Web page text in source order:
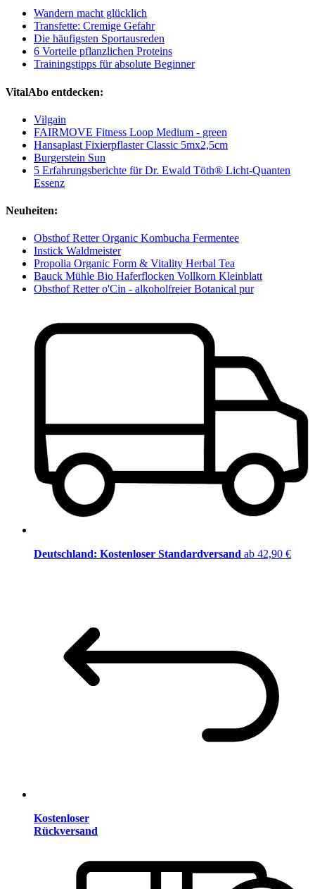
Wandern macht glücklich
Transfette: Cremige Gefahr
Die häufigsten Sportausreden
6 Vorteile pflanzlichen Proteins
Trainingstipps für absolute Beginner
VitalAbo entdecken:
Vilgain
FAIRMOVE Fitness Loop Medium - green
Hansaplast Fixierpflaster Classic 5mx2,5cm
Burgerstein Sun
5 Erfahrungsberichte für Dr. Ewald Töth® Licht-Quanten
Essenz
Neuheiten:
Obsthof Retter Organic Kombucha Fermentee
Instick Waldmeister
Propolia Organic Form & Vitality Herbal Tea
Bauck Mühle Bio Haferflocken Vollkorn Kleinblatt
Obsthof Retter o'Cin - alkoholfreier Botanical pur
Deutschland: Kostenloser Standardversand ab 42,90 €
Kostenloser
Rückversand